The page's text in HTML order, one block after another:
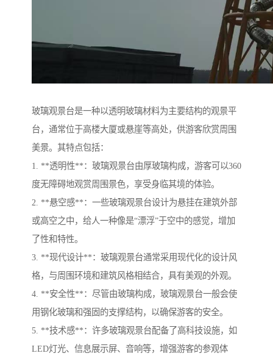
玻璃观景台是一种以透明玻璃材料为主要结构的观景平
台，通常位于高楼大厦或悬崖等高处，供游客欣赏周围
美景。其特点包括：
1. **透明性**：玻璃观景台由厚玻璃构成，游客可以360
度无障碍地观赏周围景色，享受身临其境的体验。
2. **悬空感**：一些玻璃观景台设计为悬挂在建筑外部
或高空之中，给人一种像是“漂浮”于空中的感觉，增加
了性和特性。
3. **现代设计**：玻璃观景台通常采用现代化的设计风
格，与周围环境和建筑风格相结合，具有美观的外观。
4. **安全性**：尽管由玻璃构成，玻璃观景台一般会使
用钢化玻璃和强固的支撑结构，以确保游客的安全。
5. **技术感**：许多玻璃观景台配备了高科技设施，如
LED灯光、信息展示屏、音响等，增强游客的参观体